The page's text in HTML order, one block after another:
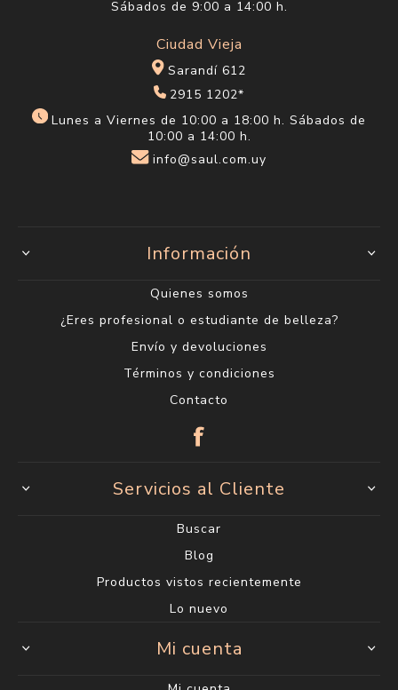
Sábados de 9:00 a 14:00 h.
Ciudad Vieja
Sarandí 612
2915 1202*
Lunes a Viernes de 10:00 a 18:00 h. Sábados de
10:00 a 14:00 h.
info@saul.com.uy
Información
Quienes somos
¿Eres profesional o estudiante de belleza?
Envío y devoluciones
Términos y condiciones
Contacto
Servicios al Cliente
Buscar
Blog
Productos vistos recientemente
Lo nuevo
Mi cuenta